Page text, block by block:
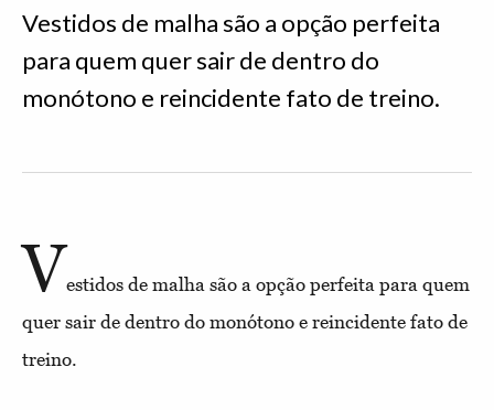
Vestidos de malha são a opção perfeita
para quem quer sair de dentro do
monótono e reincidente fato de treino.
Vestidos de malha são a opção perfeita para quem
quer sair de dentro do monótono e reincidente fato de
treino.